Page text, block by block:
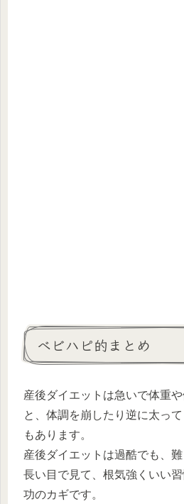
ベビハピ的まとめ
産後ダイエットは急いで体重
と、体調を崩したり逆に太っ
もあります。
産後ダイエットは過酷でも、難
長い目で見て、根気強くいい
功のカギです。